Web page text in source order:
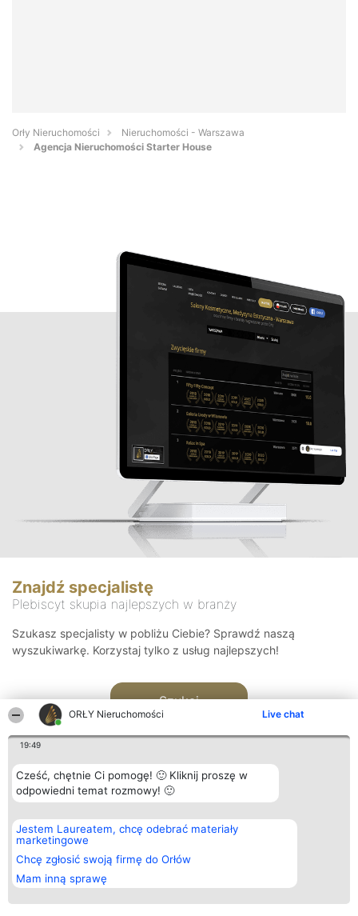
ORŁY Nieruchomości Live chat
19:49
Cześć, chętnie Ci pomogę! 🙂 Kliknij proszę w
odpowiedni temat rozmowy! 🙂
Jestem Laureatem, chcę odebrać materiały
marketingowe
Chcę zgłosić swoją firmę do Orłów
Mam inną sprawę
Orły Nieruchomości
Nieruchomości - Warszawa
Аgencja Nieruchomości Starter House
Znajdź specjalistę
Plebiscyt skupia najlepszych w branży
Szukasz specjalisty w pobliżu Ciebie? Sprawdź naszą
wyszukiwarkę. Korzystaj tylko z usług najlepszych!
Szukaj
Organizator plebiscytu
Bright Side Solutions sp. z o.
o. sp. k.
ul. Ruska 22
Wrocław 50-079
KRS 0000749100 | Regon
381313360 | NIP 8943132676
Plebiscyt
Laureaci
wszystkich
Laureatów
Regulamin
Kontakt
Kontakt